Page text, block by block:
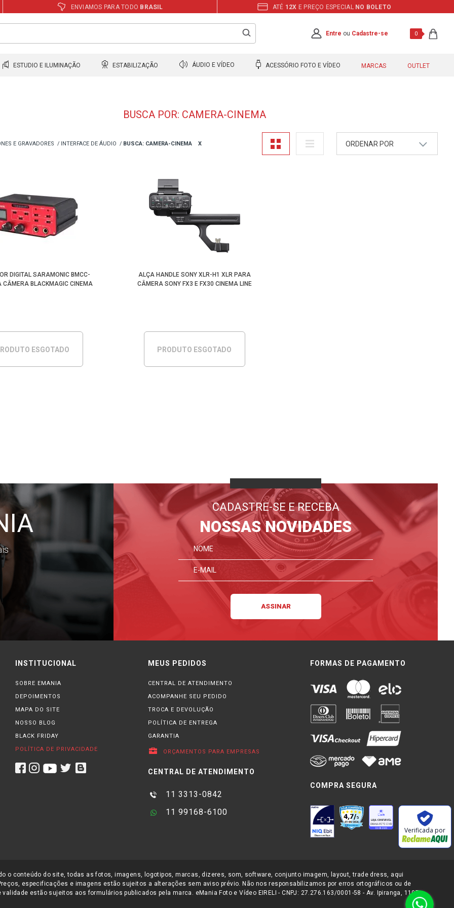
ENVIAMOS PARA TODO BRASIL ATÉ 12X E PREÇO ESPECIAL NO BOLETO
Entre ou Cadastre-se 0
ESTUDIO E ILUMINAÇÃO ESTABILIZAÇÃO ÁUDIO E VÍDEO ACESSÓRIO FOTO E VÍDEO MARCAS OUTLET
BUSCA POR: CAMERA-CINEMA
E GRAVADORES INTERFACE DE ÁUDIO BUSCA: CAMERA-CINEMA X ORDENAR POR
DIGITAL SARAMONIC BMCC-
CÂMERA BLACKMAGIC CINEMA
ESGOTADO
ALÇA HANDLE SONY XLR-H1 XLR PARA
CÂMERA SONY FX3 E FX30 CINEMA LINE
PRODUTO ESGOTADO
CADASTRE-SE E RECEBA
NOSSAS NOVIDADES
INSTITUCIONAL
SOBRE EMANIA
DEPOIMENTOS
MAPA DO SITE
NOSSO BLOG
BLACK FRIDAY
POLÍTICA DE PRIVACIDADE
MEUS PEDIDOS
CENTRAL DE ATENDIMENTO
ACOMPANHE SEU PEDIDO
TROCA E DEVOLUÇÃO
POLÍTICA DE ENTREGA
GARANTIA
ORÇAMENTOS PARA EMPRESAS
CENTRAL DE ATENDIMENTO
11 3313-0842
11 99168-6100
FORMAS DE PAGAMENTO
COMPRA SEGURA
Verificada por
o conteúdo do site, todas as fotos, imagens, logotipos, marcas, dizeres, som, software, conjunto imagem, layout, trade dress, aqui
especificações e imagens estão sujeitos a alterações sem aviso prévio. Não nos responsabilizamos por erros ortográficos ou de
estão sujeitos aos formulários publicados pela marca. eMania Foto e Vídeo EIRELI - CNPJ: 27.276.163/0001-58 - Av. Ipiranga, 1107-